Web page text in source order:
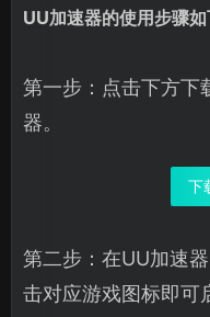
UU加速器的使用步骤
第一步：点击下方下
器。
下
第二步：在UU加速
击对应游戏图标即可